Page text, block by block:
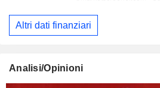
Altri dati finanziari
Analisi/Opinioni